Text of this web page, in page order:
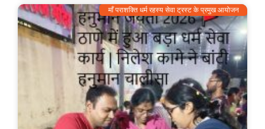
माँ पराशक्ति धर्म रहस्य सेवा ट्रस्ट के प्रमुख आयोजन